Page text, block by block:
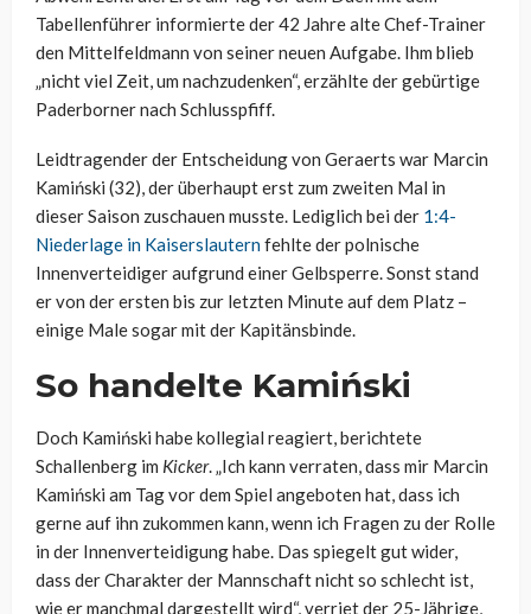
Tabellenführer informierte der 42 Jahre alte Chef-Trainer
den Mittelfeldmann von seiner neuen Aufgabe. Ihm blieb
„nicht viel Zeit, um nachzudenken“, erzählte der gebürtige
Paderborner nach Schlusspfiff.
Leidtragender der Entscheidung von Geraerts war Marcin
Kamiński (32), der überhaupt erst zum zweiten Mal in
dieser Saison zuschauen musste. Lediglich bei der 1:4-
Niederlage in Kaiserslauternfehlte der polnische
Innenverteidiger aufgrund einer Gelbsperre. Sonst stand
er von der ersten bis zur letzten Minute auf dem Platz –
einige Male sogar mit der Kapitänsbinde.
So handelte Kamiński
Doch Kamiński habe kollegial reagiert, berichtete
Schallenberg im Kicker. „Ich kann verraten, dass mir Marcin
Kamiński am Tag vor dem Spiel angeboten hat, dass ich
gerne auf ihn zukommen kann, wenn ich Fragen zu der Rolle
in der Innenverteidigung habe. Das spiegelt gut wider,
dass der Charakter der Mannschaft nicht so schlecht ist,
wie er manchmal dargestellt wird“, verriet der 25-Jährige,